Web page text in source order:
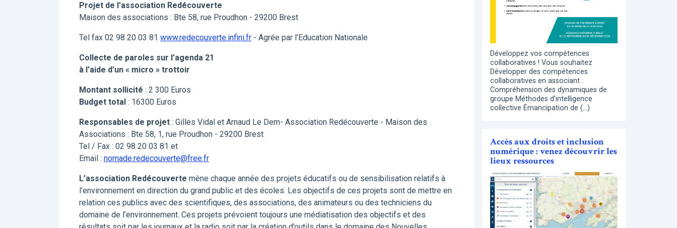
Projet de l’association Redécouverte
Maison des associations : Bte 58, rue Proudhon - 29200 Brest
Tel fax 02 98 20 03 81 www.redecouverte.infini.fr - Agrée par l’Education Nationale
Collecte de paroles sur l’agenda 21
à l’aide d’un « micro » trottoir
Montant sollicité : 2 300 Euros
Budget total : 16300 Euros
Responsables de projet : Gilles Vidal et Arnaud Le Dem- Association Redécouverte - Maison des
Associations : Bte 58, 1, rue Proudhon - 29200 Brest
Tel / Fax : 02 98 20 03 81 et
Email : nomade.redecouverte@free.fr
L’association Redécouverte mène chaque année des projets éducatifs ou de sensibilisation relatifs à
l’environnement en direction du grand public et des écoles. Les objectifs de ces projets sont de mettre en
relation ces publics avec des scientifiques, des associations, des animateurs ou des techniciens du
domaine de l’environnement. Ces projets prévoient toujours une médiatisation des objectifs et des
Développez vos compétences
collaboratives ! Vous souhaitez
Développer des compétences
collaboratives en associant :
Compréhension des dynamiques de
groupe Méthodes d’intelligence
collective Émancipation de (…)
Accès aux droits et inclusion
numérique : venez découvrir les
lieux ressources